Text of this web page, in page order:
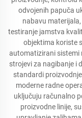
odvojenih papuča
nabavu
testiranje jamstva
objektima koriste
automatizirani sistemi
strojevi za nagibanje i
standardi
moderne radne
uključuju računalno
proizvodne linije,